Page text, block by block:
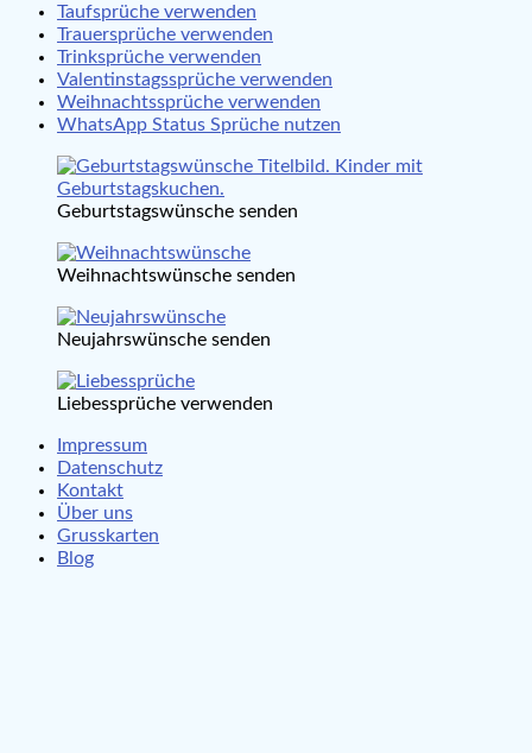
Taufsprüche verwenden
Trauersprüche verwenden
Trinksprüche verwenden
Valentinstagssprüche verwenden
Weihnachtssprüche verwenden
WhatsApp Status Sprüche nutzen
Geburtstagswünsche senden
Weihnachtswünsche senden
Neujahrswünsche senden
Liebessprüche verwenden
Impressum
Datenschutz
Kontakt
Über uns
Grusskarten
Blog